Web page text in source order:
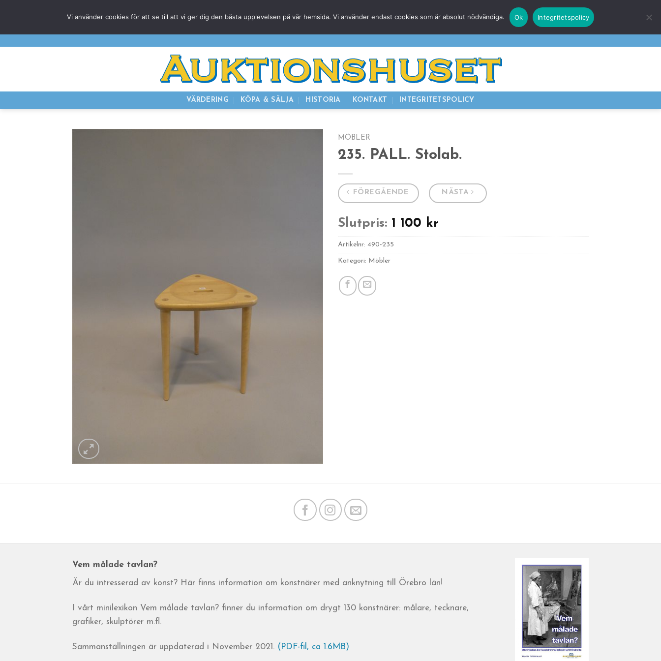
content
NUVARANDE AUKTION LOGGA IN
VÄRDERING KÖPA & SÄLJA HISTORIA KONTAKT INTEGRITETSPOLICY
MÖBLER
235. PALL. Stolab.
FÖREGÅENDE NÄSTA
Slutpris: 1 100 kr
Artikelnr: 490-235
Kategori: Möbler
Vem målade tavlan?
Är du intresserad av konst? Här finns information om konstnärer med anknytning till Örebro län!
I vårt minilexikon Vem målade tavlan? finner du information om drygt 130 konstnärer: målare, tecknare,
grafiker, skulptörer m.fl.
Sammanställningen är uppdaterad i November 2021. (PDF-fil, ca 1.6MB)
Vi använder cookies för att se till att vi ger dig den bästa upplevelsen på vår hemsida. Vi använder endast cookies som är absolut nödvändiga. Ok Integritetspolicy